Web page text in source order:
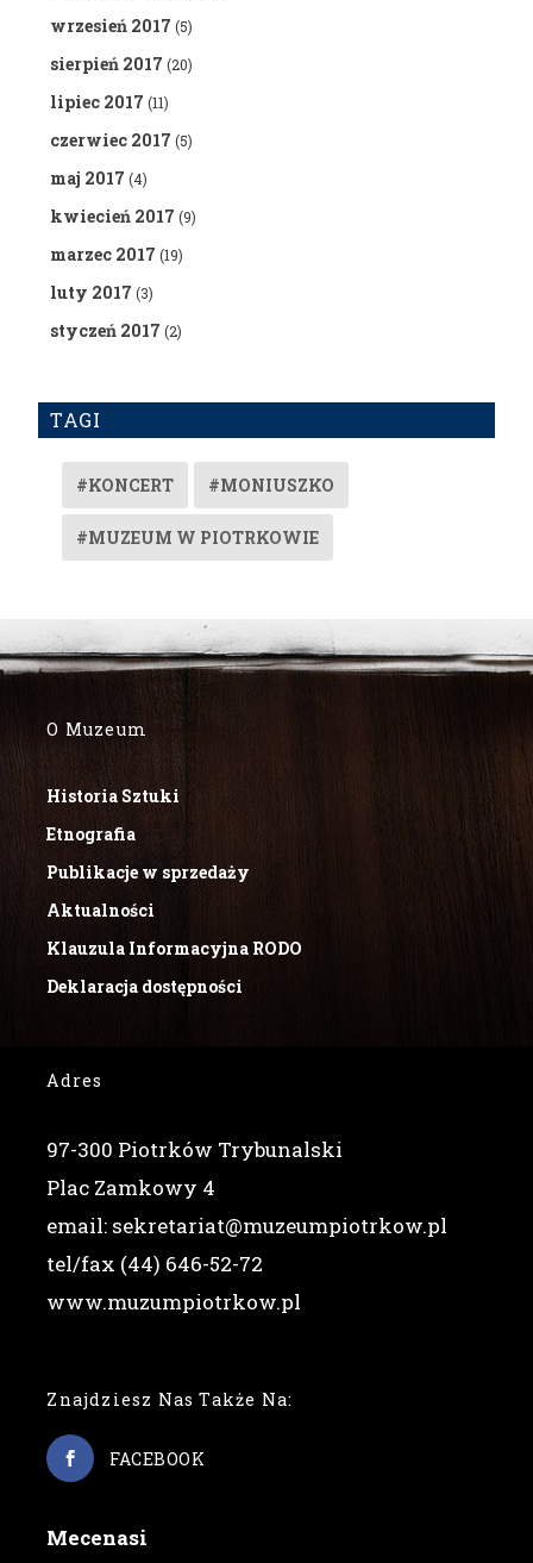
wrzesień 2017 (5)
sierpień 2017 (20)
lipiec 2017 (11)
czerwiec 2017 (5)
maj 2017 (4)
kwiecień 2017 (9)
marzec 2017 (19)
luty 2017 (3)
styczeń 2017 (2)
TAGI
#KONCERT #MONIUSZKO
#MUZEUM W PIOTRKOWIE
O Muzeum
Historia Sztuki
Etnografia
Publikacje w sprzedaży
Aktualności
Klauzula Informacyjna RODO
Deklaracja dostępności
Adres
97-300 Piotrków Trybunalski
Plac Zamkowy 4
email: sekretariat@muzeumpiotrkow.pl
tel/fax (44) 646-52-72
www.muzumpiotrkow.pl
Znajdziesz Nas Także Na:
FACEBOOK
Mecenasi